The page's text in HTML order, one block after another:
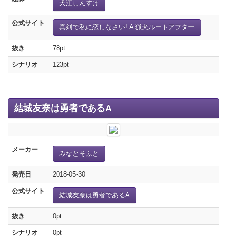
犬江しんすけ
公式サイト
真剣で私に恋しなさい! A 猟犬ルートアフター
抜き 78pt
シナリオ 123pt
結城友奈は勇者であるA
メーカー
みなとそふと
発売日 2018-05-30
公式サイト
結城友奈は勇者であるA
抜き 0pt
シナリオ 0pt